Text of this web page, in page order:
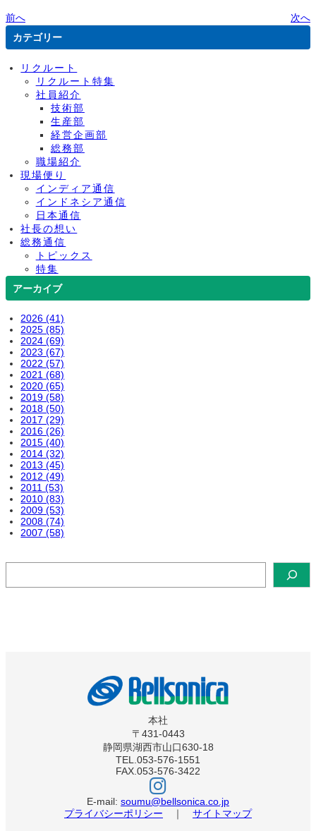
前へ
次へ
カテゴリー
リクルート
リクルート特集
社員紹介
技術部
生産部
経営企画部
総務部
職場紹介
現場便り
インディア通信
インドネシア通信
日本通信
社長の想い
総務通信
トピックス
特集
アーカイブ
2026 (41)
2025 (85)
2024 (69)
2023 (67)
2022 (57)
2021 (68)
2020 (65)
2019 (58)
2018 (50)
2017 (29)
2016 (26)
2015 (40)
2014 (32)
2013 (45)
2012 (49)
2011 (53)
2010 (83)
2009 (53)
2008 (74)
2007 (58)
本社
〒431-0443
静岡県湖西市山口630-18
TEL.053-576-1551
FAX.053-576-3422
ベ
ル
ソ
ニ
カ
E-mail: soumu@bellsonica.co.jp
プライバシーポリシー ｜ サイトマップ